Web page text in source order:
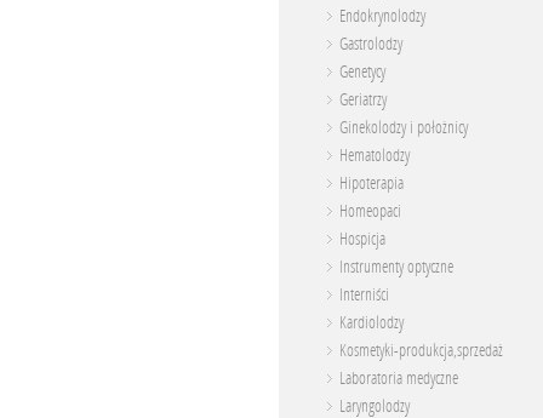
Endokrynolodzy
Gastrolodzy
Genetycy
Geriatrzy
Ginekolodzy i położnicy
Hematolodzy
Hipoterapia
Homeopaci
Hospicja
Instrumenty optyczne
Interniści
Kardiolodzy
Kosmetyki-produkcja,sprzedaż
Laboratoria medyczne
Laryngolodzy